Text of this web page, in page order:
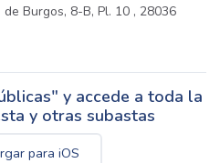
Burgos, 8-B, Pl. 10 , 28036
y accede a toda la
y otras subastas
para iOS